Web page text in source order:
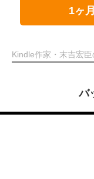
1ヶ
Kindle作家・末吉宏
バ